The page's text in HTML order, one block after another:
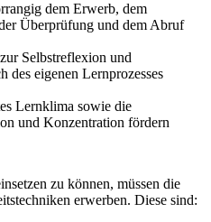
dem Erwerb, dem
Überprüfung und dem Abruf
Selbstreflexion und
des eigenen Lernprozesses
Lernklima sowie die
und Konzentration fördern
zu können, müssen die
erwerben. Diese sind: